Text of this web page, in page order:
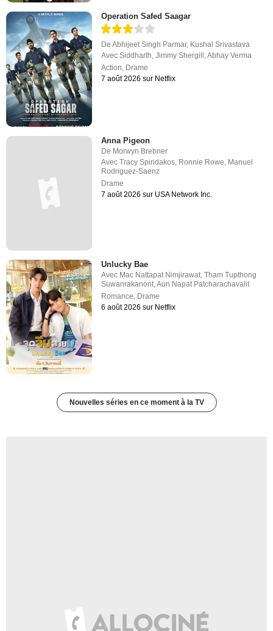
Operation Safed Saagar
DeAbhijeet Singh Parmar, Kushal Srivastava
AvecSiddharth,Jimmy Shergill ,Abhay Verma
Action, Drame
7 août 2026 sur Netflix
Anna Pigeon
De Morwyn Brebner
AvecTracy Spiridakos Ronnie Rowe Manuel
Rodriguez-Saenz
Drame
7 août 2026 sur USA Network Inc.
Unlucky Bae
Avec Mac Nattapat Nimjirawat,Tham Tupthong
Suwanrakanont,Aun Napat Patcharachavalit
Romance, Drame
6 août 2026 sur Netflix
Nouvelles séries en ce moment à la TV